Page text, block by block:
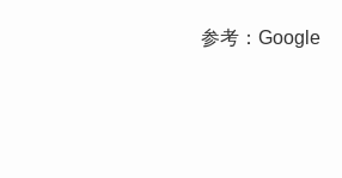
参考：Google